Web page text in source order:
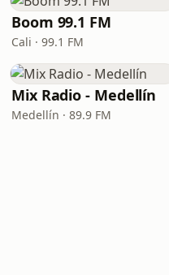
Boom 99.1 FM
Cali · 99.1 FM
Mix Radio - Medellín
Medellín · 89.9 FM